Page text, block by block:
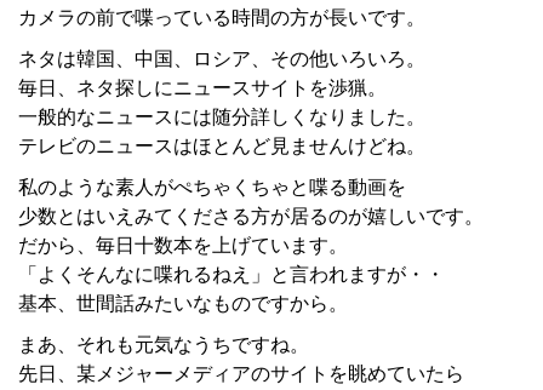
カメラの前で喋っている時間の方が長いです。
ネタは韓国、中国、ロシア、その他いろいろ。
毎日、ネタ探しにニュースサイトを渉猟。
一般的なニュースには随分詳しくなりました。
テレビのニュースはほとんど見ませんけどね。
私のような素人がぺちゃくちゃと喋る動画を
少数とはいえみてくださる方が居るのが嬉しいです。
だから、毎日十数本を上げています。
「よくそんなに喋れるねえ」と言われますが・・
基本、世間話みたいなものですから。
まあ、それも元気なうちですね。
先日、某メジャーメディアのサイトを眺めていたら